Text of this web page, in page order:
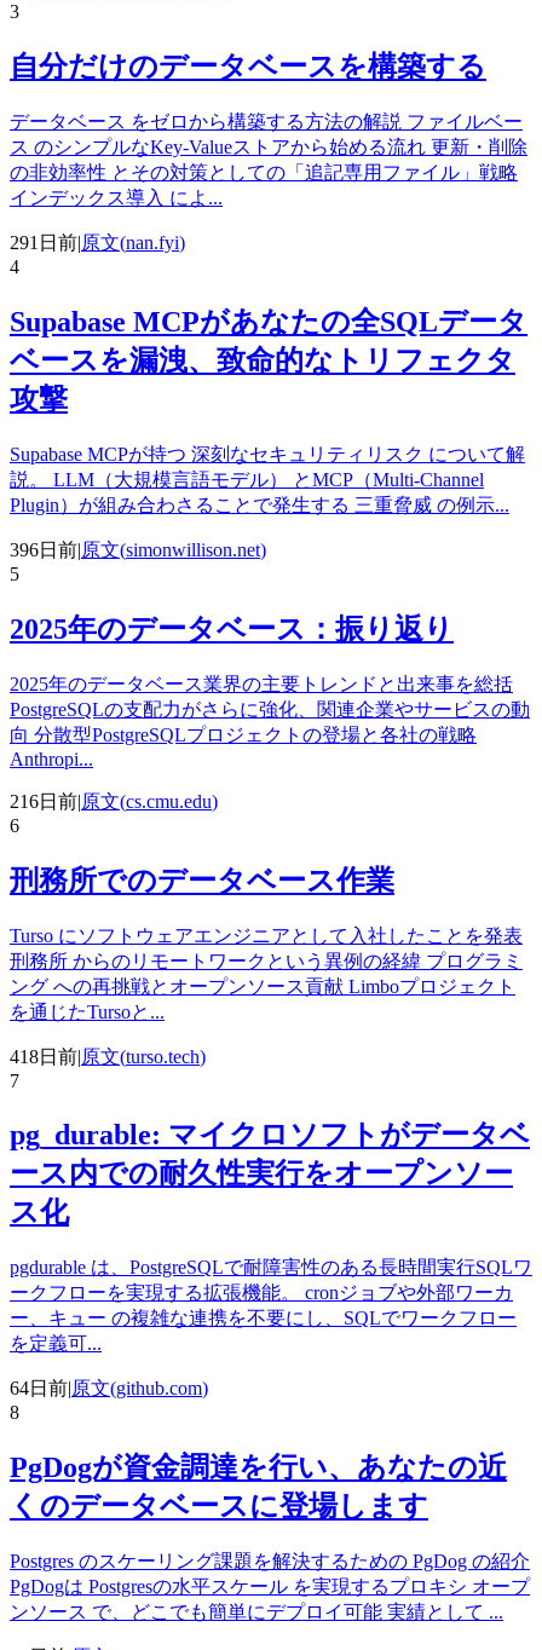
3
自分だけのデータベースを構築する
データベース をゼロから構築する方法の解説 ファイルベー
ス のシンプルなKey-Valueストアから始める流れ 更新・削除
の非効率性 とその対策としての「追記専用ファイル」戦略
インデックス導入 によ ...
291日前|原文(nan.fyi)
4
Supabase MCPがあなたの全SQLデータ
ベースを漏洩、致命的なトリフェクタ
攻撃
Supabase MCPが持つ 深刻なセキュリティリスク について解
説。 LLM（大規模言語モデル） とMCP（Multi-Channel
Plugin）が組み合わさることで発生する 三重脅威 の例示...
396日前|原文(simonwillison.net)
5
2025年のデータベース：振り返り
2025年のデータベース業界の主要トレンドと出来事を総括
PostgreSQLの支配力がさらに強化、関連企業やサービスの動
向 分散型PostgreSQLプロジェクトの登場と各社の戦略
Anthropi...
216日前|原文(cs.cmu.edu)
6
刑務所でのデータベース作業
Turso にソフトウェアエンジニアとして入社したことを発表
刑務所 からのリモートワークという異例の経緯 プログラミ
ング への再挑戦とオープンソース貢献 Limboプロジェクト
を通じたTursoと ...
418日前|原文(turso.tech)
7
pg_durable: マイクロソフトがデータベ
ース内での耐久性実行をオープンソー
ス化
pgdurable は、PostgreSQLで耐障害性のある長時間実行SQLワ
ークフローを実現する拡張機能。 cronジョブや外部ワーカ
ー、キュー の複雑な連携を不要にし、SQLでワークフロー
を定義可...
64日前|原文(github.com)
8
PgDogが資金調達を行い、あなたの近
くのデータベースに登場します
Postgres のスケーリング課題を解決するための PgDog の紹介
PgDogは Postgresの水平スケール を実現するプロキシ オープ
ンソース で、どこでも簡単にデプロイ可能 実績として ...